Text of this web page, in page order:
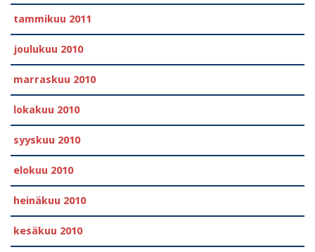
tammikuu 2011
joulukuu 2010
marraskuu 2010
lokakuu 2010
syyskuu 2010
elokuu 2010
heinäkuu 2010
kesäkuu 2010